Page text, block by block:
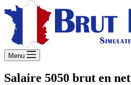
Menu
Salaire 5050 brut en net